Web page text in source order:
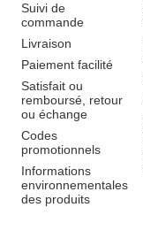
Suivi de
commande
Livraison
Paiement facilité
Satisfait ou
remboursé, retour
ou échange
Codes
promotionnels
Informations
environnementales
des produits